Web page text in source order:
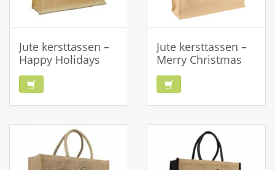
Jute kersttassen –
Happy Holidays
Jute kersttassen –
Merry Christmas